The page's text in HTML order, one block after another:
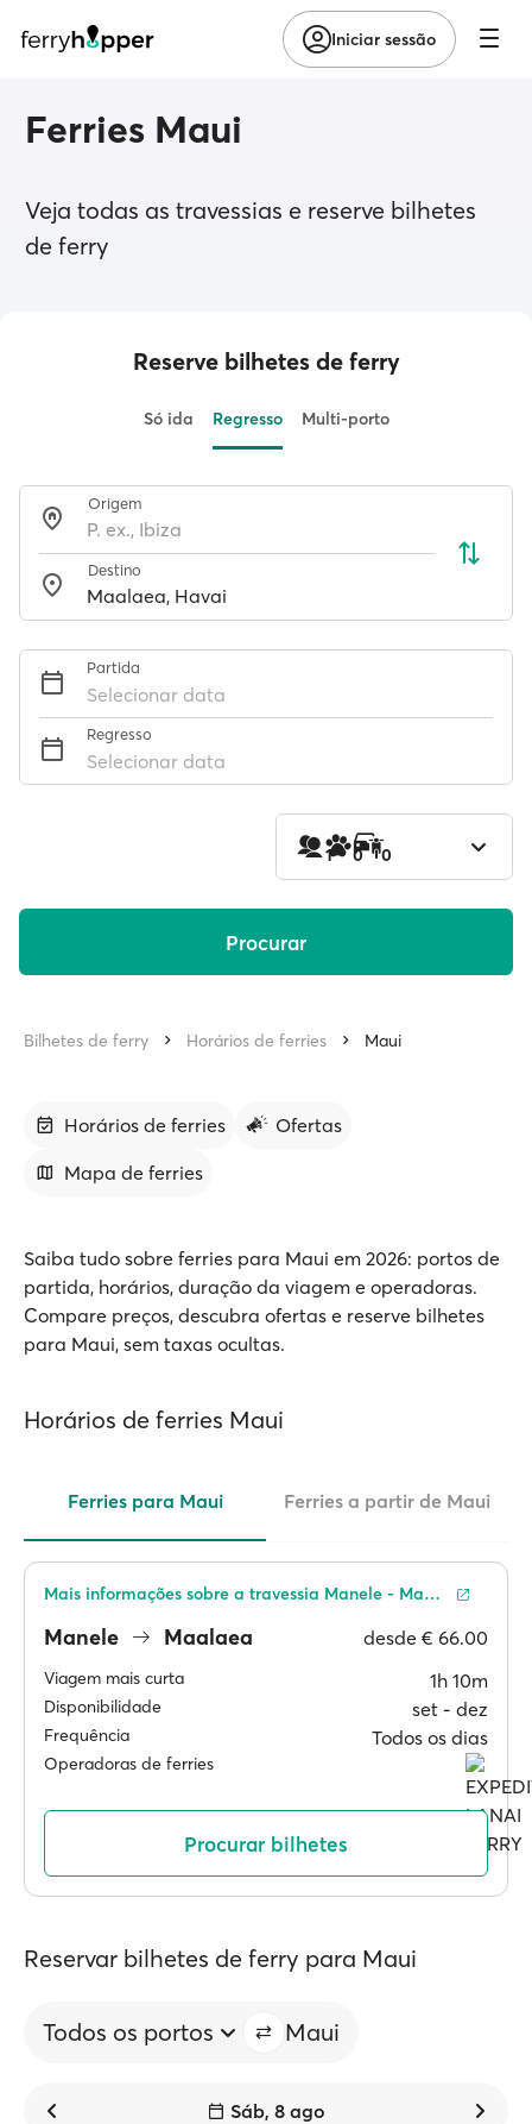
Iniciar sessão
Ferries Maui
Veja todas as travessias e reserve bilhetes
de ferry
Reserve bilhetes de ferry
Só ida Regresso Multi-porto
Origem
Destino
Partida
Selecionar data
Regresso
Selecionar data
1 0 0
Procurar
Bilhetes de ferry Horários de ferries Maui
Horários de ferries
Ofertas
Mapa de ferries
Saiba tudo sobre ferries para Maui em 2026: portos de
partida, horários, duração da viagem e operadoras.
Compare preços, descubra ofertas e reserve bilhetes
para Maui, sem taxas ocultas.
Horários de ferries Maui
Ferries para Maui Ferries a partir de Maui
Manele Maalaea desde € 66.00
Viagem mais curta 1h 10m
Disponibilidade set ‐ dez
Frequência Todos os dias
Operadoras de ferries
Mais informações sobre a travessia Manele - Maalaea
Procurar bilhetes
Reservar bilhetes de ferry para Maui
Todos os portos Maui
Sáb, 8 ago